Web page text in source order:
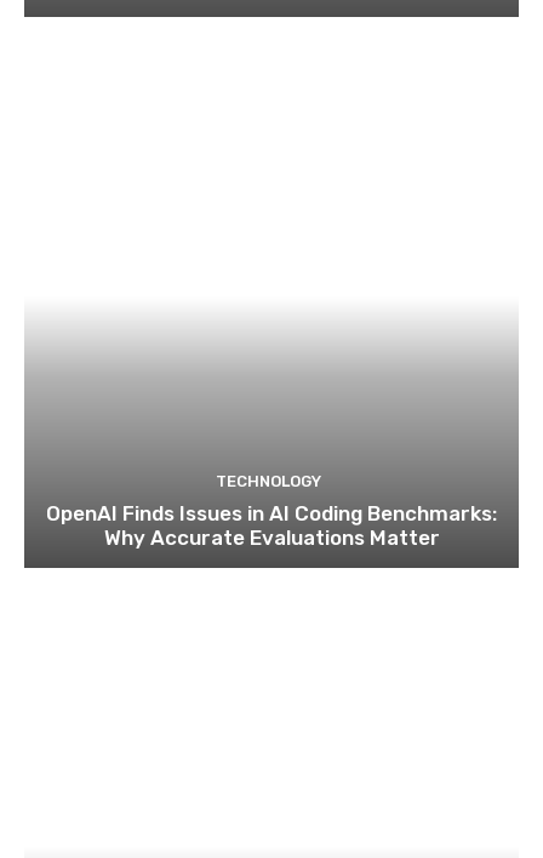
TECHNOLOGY
OpenAI Finds Issues in AI Coding Benchmarks:
Why Accurate Evaluations Matter